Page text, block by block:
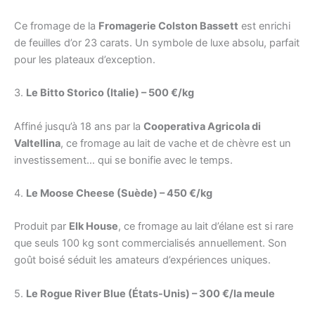
Ce fromage de la Fromagerie Colston Bassett est enrichi
de feuilles d’or 23 carats. Un symbole de luxe absolu, parfait
pour les plateaux d’exception.
3. Le Bitto Storico (Italie) – 500 €/kg
Affiné jusqu’à 18 ans par la Cooperativa Agricola di
Valtellina, ce fromage au lait de vache et de chèvre est un
investissement… qui se bonifie avec le temps.
4. Le Moose Cheese (Suède) – 450 €/kg
Produit par Elk House, ce fromage au lait d’élane est si rare
que seuls 100 kg sont commercialisés annuellement. Son
goût boisé séduit les amateurs d’expériences uniques.
5. Le Rogue River Blue (États-Unis) – 300 €/la meule